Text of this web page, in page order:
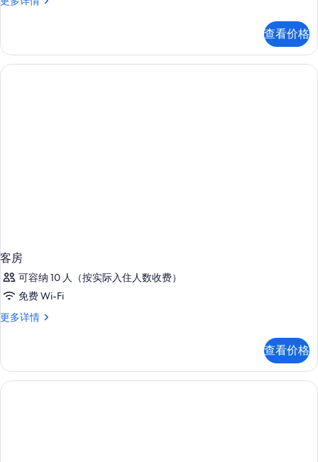
(Premium
所
有
滨
(Premium
Level)
查看价格
客房
可容纳 10 人（按实际入住人数收费）
免费 Wi-Fi
更多详情
客
信
息
查看价格